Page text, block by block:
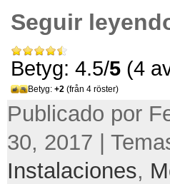
Seguir
Betyg: 4.5/5 (4
Betyg: +2 (från 4 röster)
Publicado por
30, 2017 |
Instalaciones,